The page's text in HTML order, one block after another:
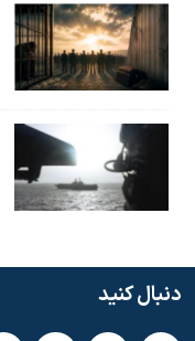
دنبال کنید